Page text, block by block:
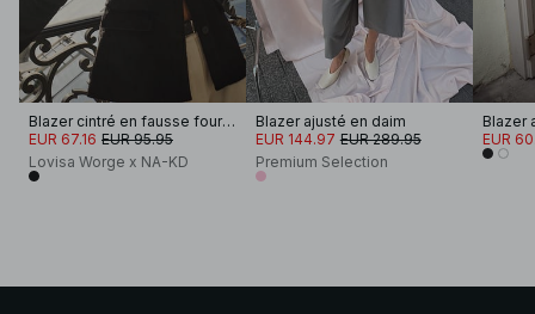
Blazer cintré en fausse fourrure
EUR 67.16 EUR 95.95
Lovisa Worge x NA-KD
Blazer ajusté en daim
EUR 144.97 EUR 289.95
Premium Selection
Blazer
EUR